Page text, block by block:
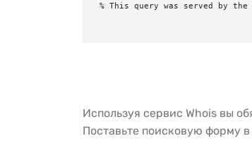
% This query was served by the
Используя сервис Whois вы
Поставьте поисковую форму